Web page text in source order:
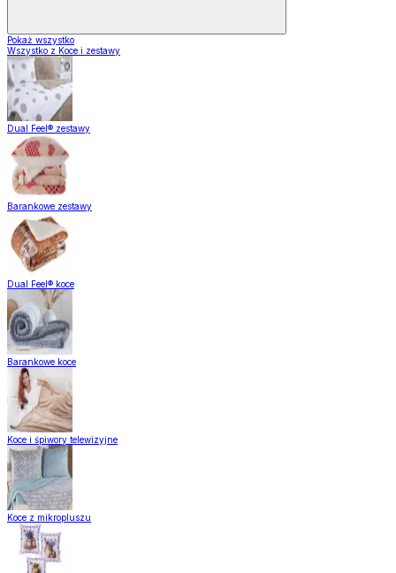
Pokaż wszystko
Wszystko z Koce i zestawy
Dual Feel® zestawy
Barankowe zestawy
Dual Feel® koce
Barankowe koce
Koce i śpiwory telewizyjne
Koce z mikropluszu